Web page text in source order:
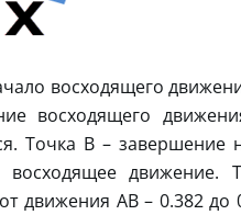
восходящего
восходящего
Точка B – завершение
восходящее
движения AB – 0.382